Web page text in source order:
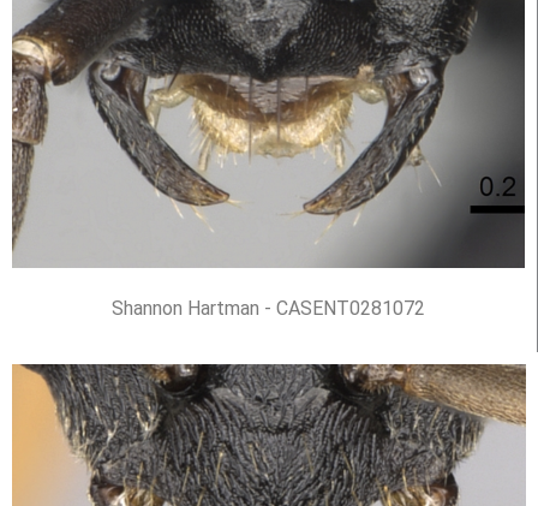
Shannon Hartman - CASENT0281072